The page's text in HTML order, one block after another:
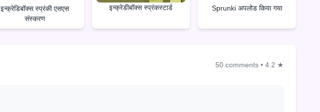
इन्क्रेडिबॉक्स स्प्रंकी एसएस
संस्करण
इन्क्रेडीबॉक्स स्प्रंकस्टार्ड Sprunki अपलोड किया गया
50 comments • 4.2 ★